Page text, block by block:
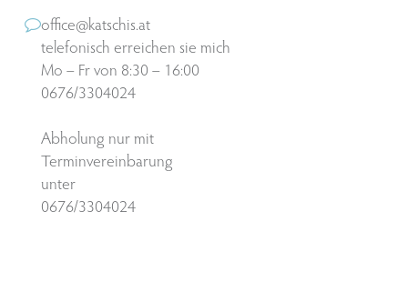
office@katschis.at
telefonisch erreichen sie mich
Mo – Fr von 8:30 – 16:00
0676/3304024
Abholung nur mit
Terminvereinbarung
unter
0676/3304024